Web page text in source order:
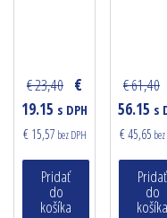
€ 23,40 €
19.15 s DPH
€ 15,57 bez DPH
Pridať
do
košíka
€ 61,40
56.15 s
€ 45,65
Pridať
do
košíka